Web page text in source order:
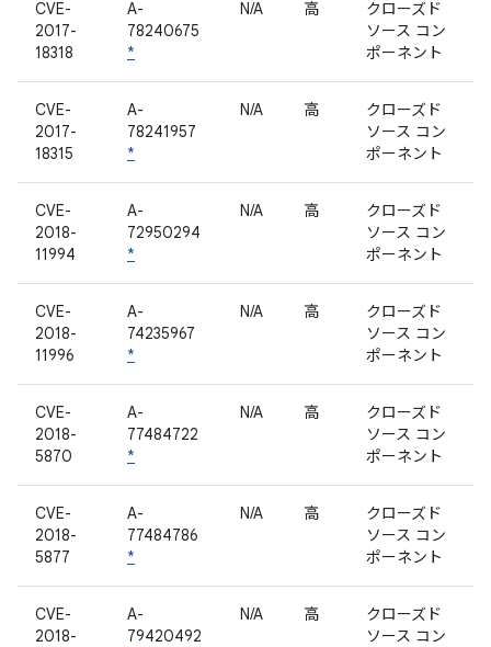
CVE-
2017-
18318
A-
78240675
*
N/A 高
クローズド
ソース コン
ポーネント
CVE-
2017-
18315
A-
78241957
*
N/A 高
クローズド
ソース コン
ポーネント
CVE-
2018-
11994
A-
72950294
*
N/A 高
クローズド
ソース コン
ポーネント
CVE-
2018-
11996
A-
74235967
*
N/A 高
クローズド
ソース コン
ポーネント
CVE-
2018-
5870
A-
77484722
*
N/A 高
クローズド
ソース コン
ポーネント
CVE-
2018-
5877
A-
77484786
*
N/A 高
クローズド
ソース コン
ポーネント
CVE-
2018-
A-
79420492
N/A 高
クローズド
ソース コン